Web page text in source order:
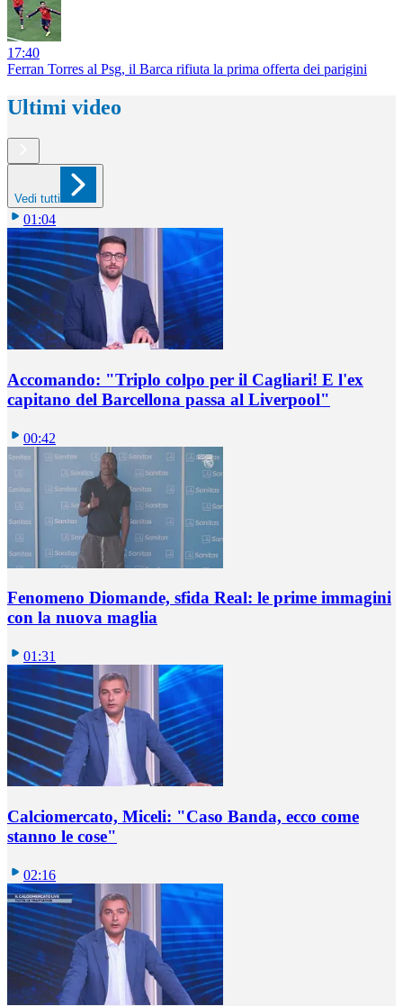
17:40
Ferran Torres al Psg, il Barca rifiuta la prima offerta dei parigini
Ultimi video
Vedi tutti
01:04
Accomando: "Triplo colpo per il Cagliari! E l'ex
capitano del Barcellona passa al Liverpool"
00:42
Fenomeno Diomande, sfida Real: le prime immagini
con la nuova maglia
01:31
Calciomercato, Miceli: "Caso Banda, ecco come
stanno le cose"
02:16